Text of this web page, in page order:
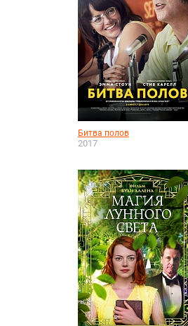
Битва полов
2017